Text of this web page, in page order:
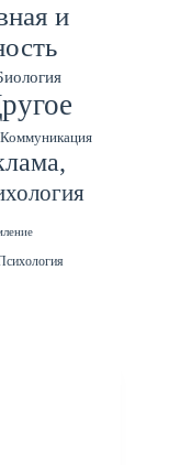
и
Коммуникация